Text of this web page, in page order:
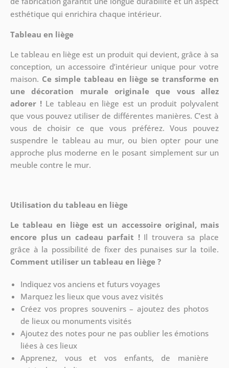
esthétique qui enrichira chaque intérieur.
Tableau en liège
Le tableau en liège est un produit qui devient, grâce à sa
conception, un accessoire d’intérieur unique pour votre
maison. Ce simple tableau en liège se transforme en
une décoration murale originale que vous allez
adorer !Le tableau en liège est un produit polyvalent
que vous pouvez utiliser de différentes manières. C’est à
vous de choisir ce que vous préférez. Vous pouvez
suspendre le tableau au mur, ou bien opter pour une
approche plus moderne en le posant simplement sur un
meuble contre le mur.
Utilisation du tableau en liège
Le tableau en liège est un accessoire original, mais
encore plus un cadeau parfait !Il trouvera sa place
grâce à la possibilité de fixer des punaises sur la toile.
Comment utiliser un tableau en liège ?
Indiquez vos anciens et futurs voyages
Marquez les lieux que vous avez visités
Créez vos propres souvenirs – ajoutez des photos
de lieux ou monuments visités
Ajoutez des notes pour ne pas oublier les émotions
liées à ces lieux
Apprenez, vous et vos enfants, de manière